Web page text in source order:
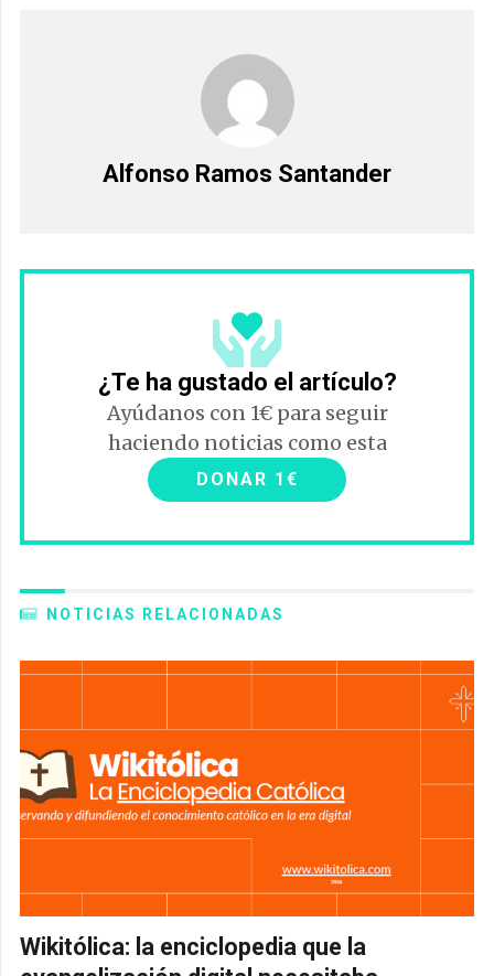
Alfonso Ramos Santander
¿Te ha gustado el artículo?
Ayúdanos con 1€ para seguir
haciendo noticias como esta
DONAR 1€
NOTICIAS RELACIONADAS
Wikitólica: la enciclopedia que la